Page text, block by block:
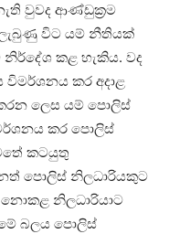
වුවද ආණ්ඩුක්‍රම
ලැබුණු විට යම් නීතියක්
කළ හැකිය. වද
විමර්ශනය කර අදාළ
ලෙස යම් පොලිස්
කර පොලිස්
කටයුතු
පොලිස් නිලධාරියකුට
නොකළ නිලධාරියාට
බලය පොලිස්